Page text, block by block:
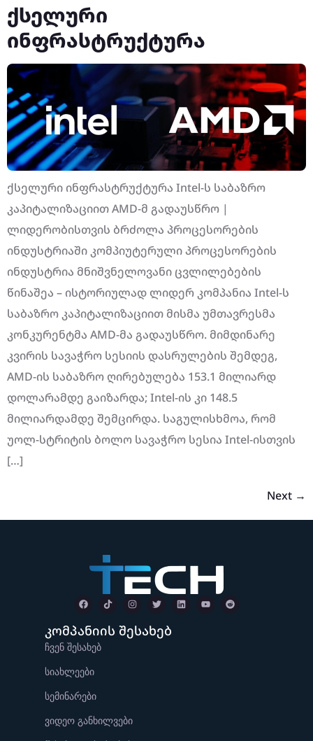
ქსელური
ინფრასტრუქტურა
ქსელური ინფრასტრუქტურა Intel-ს საბაზრო
კაპიტალიზაციით AMD-მ გადაუსწრო |
ლიდერობისთვის ბრძოლა პროცესორების
ინდუსტრიაში კომპიუტერული პროცესორების
ინდუსტრია მნიშვნელოვანი ცვლილებების
წინაშეა – ისტორიულად ლიდერ კომპანია Intel-ს
საბაზრო კაპიტალიზაციით მისმა უმთავრესმა
კონკურენტმა AMD-მა გადაუსწრო. მიმდინარე
კვირის სავაჭრო სესიის დასრულების შემდეგ,
AMD-ის საბაზრო ღირებულება 153.1 მილიარდ
დოლარამდე გაიზარდა; Intel-ის კი 148.5
მილიარდამდე შემცირდა. საგულისხმოა, რომ
უოლ-სტრიტის ბოლო სავაჭრო სესია Intel-ისთვის
[…]
Next →
კომპანიის შესახებ
ჩვენ შესახებ
სიახლეები
სემინარები
ვიდეო განხილვები